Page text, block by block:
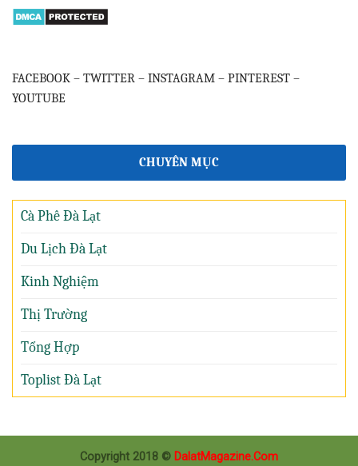
FACEBOOK – TWITTER – INSTAGRAM – PINTEREST –
YOUTUBE
CHUYÊN MỤC
Cà Phê Đà Lạt
Du Lịch Đà Lạt
Kinh Nghiệm
Thị Trường
Tổng Hợp
Toplist Đà Lạt
Copyright 2018 © DalatMagazine.Com